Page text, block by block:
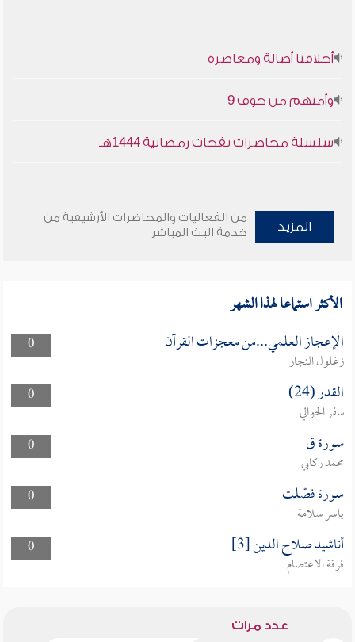
أخلاقنا أصالة ومعاصرة
وأمنهم من خوف 9
سلسلة محاضرات نفحات رمضانية 1444هـ
المزيد
من الفعاليات والمحاضرات الأرشيفية من
خدمة البث المباشر
الأكثر استماعا لهذا الشهر
0 الإعجاز العلمي...من معجزات القرآن
زغلول النجار
0
القدر (24)
سفر الحوالي
0
سورة ق
محمد ركابي
0
سورة فصّلت
ياسر سلامة
0
أناشيد صلاح الدين [3]
فرقة الاعتصام
عدد مرات